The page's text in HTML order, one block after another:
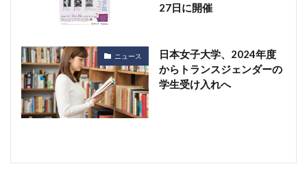
27日に開催
ニュース
日本女子大学、2024年度
からトランスジェンダーの
学生受け入れへ